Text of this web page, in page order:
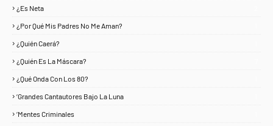
¿Es Neta
¿Por Qué Mis Padres No Me Aman?
¿Quién Caerá?
¿Quién Es La Máscara?
¿Qué Onda Con Los 80?
‘Grandes Cantautores Bajo La Luna
‘Mentes Criminales